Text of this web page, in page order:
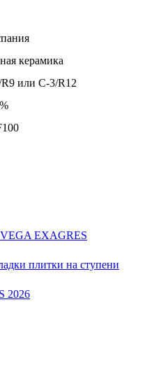
керамика
или C-3/R12
EXAGRES
плитки на ступени
2026